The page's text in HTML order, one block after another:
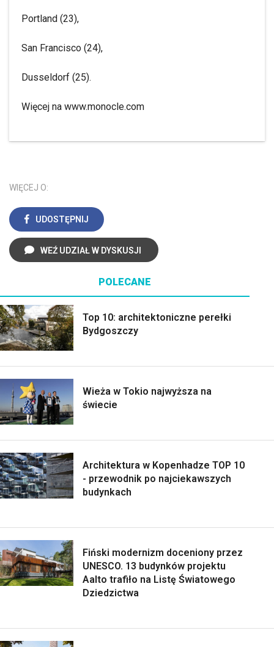
Portland (23),
San Francisco (24),
Dusseldorf (25).
Więcej na www.monocle.com
WIĘCEJ O:
UDOSTĘPNIJ
WEŹ UDZIAŁ W DYSKUSJI
POLECANE
Top 10: architektoniczne perełki
Bydgoszczy
Wieża w Tokio najwyższa na
świecie
Architektura w Kopenhadze TOP 10
- przewodnik po najciekawszych
budynkach
Fiński modernizm doceniony przez
UNESCO. 13 budynków projektu
Aalto trafiło na Listę Światowego
Dziedzictwa